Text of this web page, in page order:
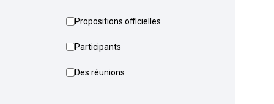
Propositions officielles
Participants
Des réunions